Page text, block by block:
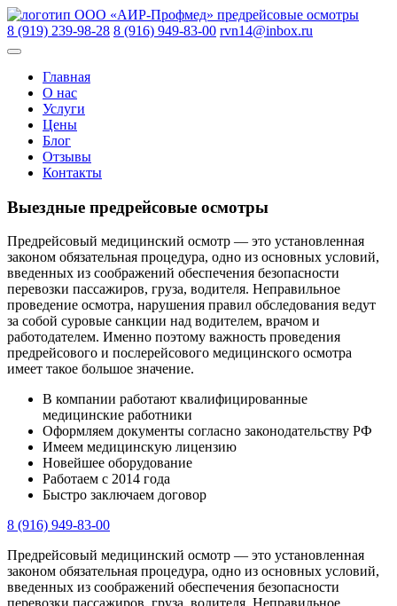
Skip
to
content
ООО «АИР-Профмед» предрейсовые осмотры
8 (919) 239-98-28 8 (916) 949-83-00 rvn14@inbox.ru
Главная
О нас
Услуги
Цены
Блог
Отзывы
Контакты
Выездные предрейсовые осмотры
Предрейсовый медицинский осмотр — это установленная
законом обязательная процедура, одно из основных условий,
введенных из соображений обеспечения безопасности
перевозки пассажиров, груза, водителя. Неправильное
проведение осмотра, нарушения правил обследования ведут
за собой суровые санкции над водителем, врачом и
работодателем. Именно поэтому важность проведения
предрейсового и послерейсового медицинского осмотра
имеет такое большое значение.
В компании работают квалифицированные
медицинские работники
Оформляем документы согласно законодательству РФ
Имеем медицинскую лицензию
Новейшее оборудование
Работаем с 2014 года
Быстро заключаем договор
8 (916) 949-83-00
Предрейсовый медицинский осмотр — это установленная
законом обязательная процедура, одно из основных условий,
введенных из соображений обеспечения безопасности